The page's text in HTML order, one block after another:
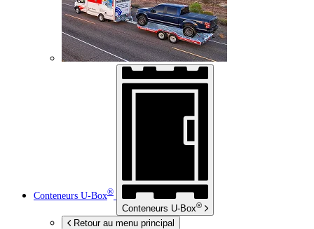
Conteneurs U-Box®
Conteneurs U-Box®
Retour au menu principal